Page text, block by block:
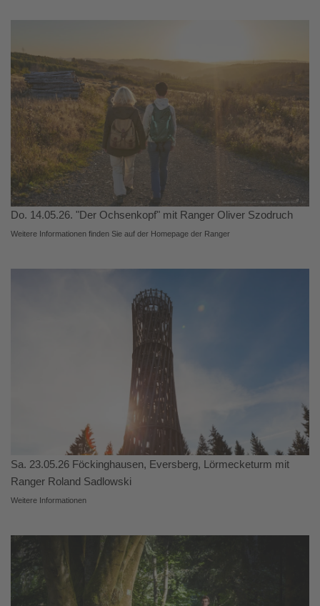
Do. 14.05.26. "Der Ochsenkopf" mit Ranger Oliver Szodruch
Weitere Informationen finden Sie auf der Homepage der Ranger
Sa. 23.05.26 Föckinghausen, Eversberg, Lörmecketurm mit
Ranger Roland Sadlowski
Weitere Informationen